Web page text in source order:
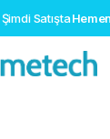
Satışta